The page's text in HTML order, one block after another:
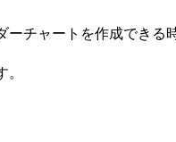
チャートを作成でき